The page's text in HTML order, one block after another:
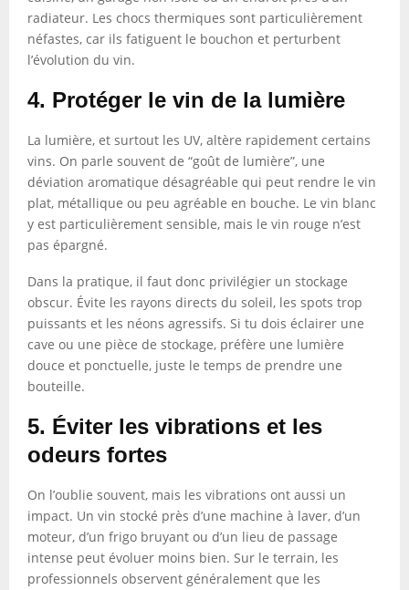
radiateur. Les chocs thermiques sont particulièrement
néfastes, car ils fatiguent le bouchon et perturbent
l’évolution du vin.
4. Protéger le vin de la lumière
La lumière, et surtout les UV, altère rapidement certains
vins. On parle souvent de “goût de lumière”, une
déviation aromatique désagréable qui peut rendre le vin
plat, métallique ou peu agréable en bouche. Le vin blanc
y est particulièrement sensible, mais le vin rouge n’est
pas épargné.
Dans la pratique, il faut donc privilégier un stockage
obscur. Évite les rayons directs du soleil, les spots trop
puissants et les néons agressifs. Si tu dois éclairer une
cave ou une pièce de stockage, préfère une lumière
douce et ponctuelle, juste le temps de prendre une
bouteille.
5. Éviter les vibrations et les
odeurs fortes
On l’oublie souvent, mais les vibrations ont aussi un
impact. Un vin stocké près d’une machine à laver, d’un
moteur, d’un frigo bruyant ou d’un lieu de passage
intense peut évoluer moins bien. Sur le terrain, les
professionnels observent généralement que les